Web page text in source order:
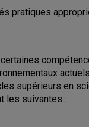
pratiques
supérieurs en
les suivantes :